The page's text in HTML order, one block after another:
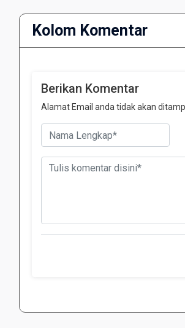
Kolom Komentar
Berikan Komentar
Alamat Email anda tidak akan